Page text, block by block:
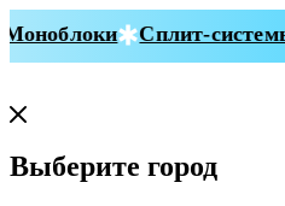
Сплит-системы
Выберите город